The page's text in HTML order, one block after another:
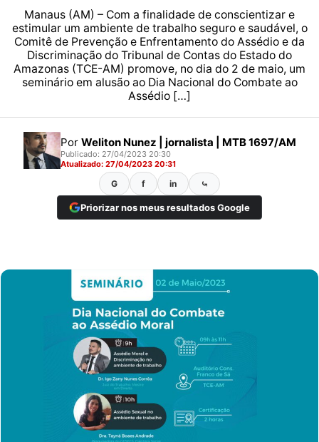
Manaus (AM) – Com a finalidade de conscientizar e
estimular um ambiente de trabalho seguro e saudável, o
Comitê de Prevenção e Enfrentamento do Assédio e da
Discriminação do Tribunal de Contas do Estado do
Amazonas (TCE-AM) promove, no dia do 2 de maio, um
seminário em alusão ao Dia Nacional do Combate ao
Assédio […]
Por Weliton Nunez | jornalista | MTB 1697/AM
Publicado: 27/04/2023 20:30
Atualizado: 27/04/2023 20:31
G f in ⤿
Priorizar nos meus resultados Google